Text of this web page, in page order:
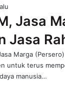
Jasa
Jasa
Marga
untuk terus
manusia…